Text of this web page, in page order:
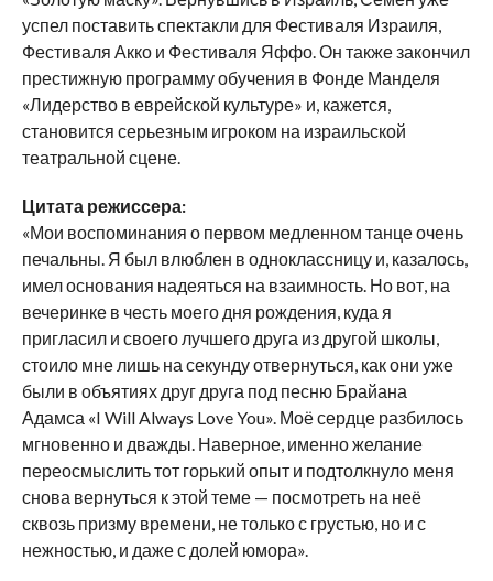
успел поставить спектакли для Фестиваля Израиля,
Фестиваля Акко и Фестиваля Яффо. Он также закончил
престижную программу обучения в Фонде Манделя
«Лидерство в еврейской культуре» и, кажется,
становится серьезным игроком на израильской
театральной сцене.
Цитата режиссера:
«Мои воспоминания о первом медленном танце очень
печальны. Я был влюблен в одноклассницу и, казалось,
имел основания надеяться на взаимность. Но вот, на
вечеринке в честь моего дня рождения, куда я
пригласил и своего лучшего друга из другой школы,
стоило мне лишь на секунду отвернуться, как они уже
были в объятиях друг друга под песню Брайана
Адамса «I Will Always Love You». Моё сердце разбилось
мгновенно и дважды. Наверное, именно желание
переосмыслить тот горький опыт и подтолкнуло меня
снова вернуться к этой теме — посмотреть на неё
сквозь призму времени, не только с грустью, но и с
нежностью, и даже с долей юмора».